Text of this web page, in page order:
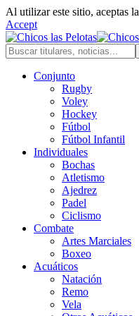
Al utilizar este sitio, aceptas la
Accept
Conjunto
Rugby
Voley
Hockey
Fútbol
Fútbol Infantil
Individuales
Bochas
Atletismo
Ajedrez
Padel
Ciclismo
Combate
Artes Marciales
Boxeo
Acuáticos
Natación
Remo
Vela